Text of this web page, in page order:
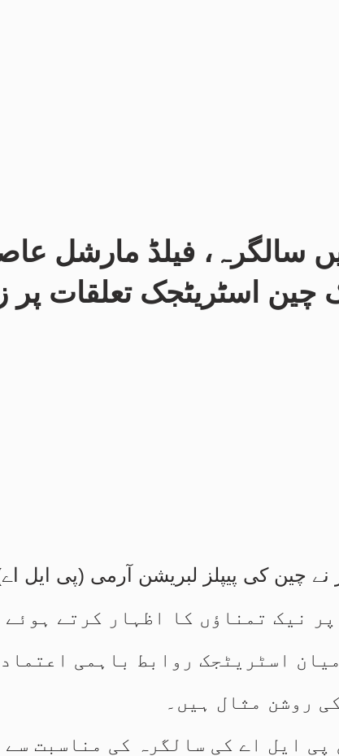
ایل اے کی 98ویں سالگرہ، فیلڈ مارشل
چین اسٹریٹجک تعلقات پر
نیک تمناؤں کا اظہار کرتے ہوئے
اسٹریٹجک روابط باہمی
روشن مثال ہیں۔
پی ایل اے کی سالگرہ کی مناسبت سے